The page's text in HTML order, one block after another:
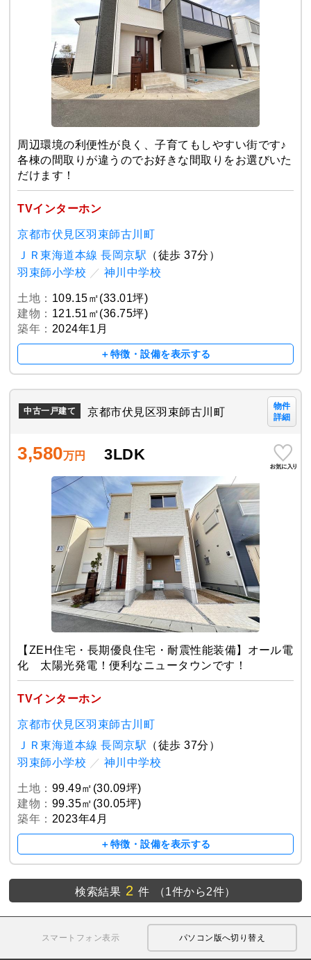
周辺環境の利便性が良く、子育てもしやすい街です♪
各棟の間取りが違うのでお好きな間取りをお選びいた
だけます！
TVインターホン
京都市伏見区羽束師古川町
ＪＲ東海道本線 長岡京駅 （徒歩 37分）
羽束師小学校 ／ 神川中学校
土地： 109.15㎡(33.01坪)
建物： 121.51㎡(36.75坪)
築年： 2024年1月
＋特徴・設備を表示する
中古一戸建て 京都市伏見区羽束師古川町
物件
詳細
3,580万円 3LDK
【ZEH住宅・長期優良住宅・耐震性能装備】オール電
化 太陽光発電！便利なニュータウンです！
TVインターホン
京都市伏見区羽束師古川町
ＪＲ東海道本線 長岡京駅 （徒歩 37分）
羽束師小学校 ／ 神川中学校
土地： 99.49㎡(30.09坪)
建物： 99.35㎡(30.05坪)
築年： 2023年4月
＋特徴・設備を表示する
検索結果 2 件 （1件から2件）
スマートフォン表示 パソコン版へ切り替え